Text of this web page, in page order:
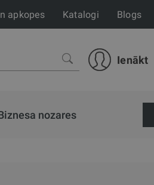
apkopes Katalogi Blogs
Ienākt
nozares